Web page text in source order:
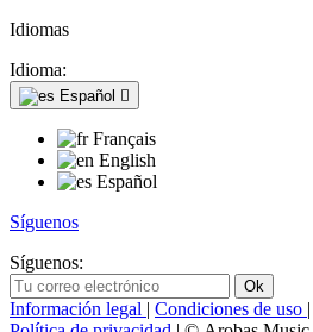
Idiomas
Idioma:
Español 
Français
English
Español
Síguenos
Síguenos:
Información legal | Condiciones de uso |